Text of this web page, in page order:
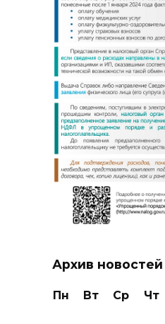
Архив новостей
Пн Вт Ср Чт